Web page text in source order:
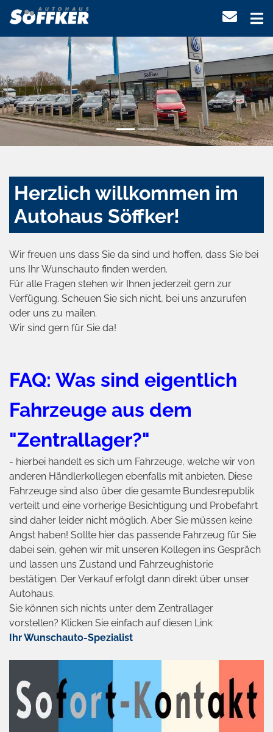
Herzlich willkommen im
Autohaus Söffker!
Wir freuen uns dass Sie da sind und hoffen, dass Sie bei
uns Ihr Wunschauto finden werden.
Für alle Fragen stehen wir Ihnen jederzeit gern zur
Verfügung. Scheuen Sie sich nicht, bei uns anzurufen
oder uns zu mailen.
Wir sind gern für Sie da!
FAQ: Was sind eigentlich
Fahrzeuge aus dem
"Zentrallager?"
- hierbei handelt es sich um Fahrzeuge, welche wir von
anderen Händlerkollegen ebenfalls mit anbieten. Diese
Fahrzeuge sind also über die gesamte Bundesrepublik
verteilt und eine vorherige Besichtigung und Probefahrt
sind daher leider nicht möglich. Aber Sie müssen keine
Angst haben! Sollte hier das passende Fahrzeug für Sie
dabei sein, gehen wir mit unseren Kollegen ins Gespräch
und lassen uns Zustand und Fahrzeughistorie
bestätigen. Der Verkauf erfolgt dann direkt über unser
Autohaus.
Sie können sich nichts unter dem Zentrallager
vorstellen? Klicken Sie einfach auf diesen Link:
Ihr Wunschauto-Spezialist